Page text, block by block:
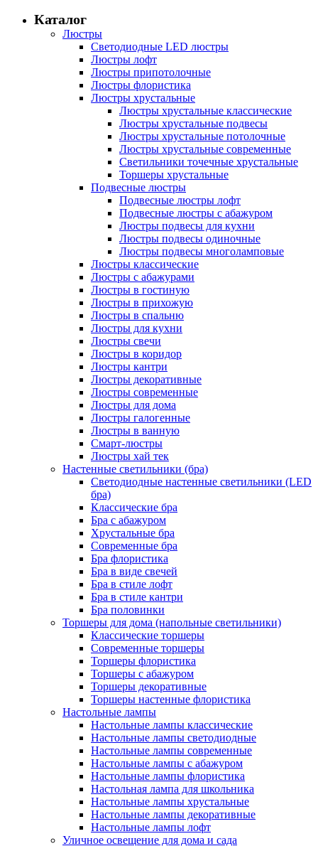
Каталог
Люстры
Светодиодные LED люстры
Люстры лофт
Люстры припотолочные
Люстры флористика
Люстры хрустальные
Люстры хрустальные классические
Люстры хрустальные подвесы
Люстры хрустальные потолочные
Люстры хрустальные современные
Светильники точечные хрустальные
Торшеры хрустальные
Подвесные люстры
Подвесные люстры лофт
Подвесные люстры с абажуром
Люстры подвесы для кухни
Люстры подвесы одиночные
Люстры подвесы многоламповые
Люстры классические
Люстры с абажурами
Люстры в гостиную
Люстры в прихожую
Люстры в спальню
Люстры для кухни
Люстры свечи
Люстры в коридор
Люстры кантри
Люстры декоративные
Люстры современные
Люстры для дома
Люстры галогенные
Люстры в ванную
Смарт-люстры
Люстры хай тек
Настенные светильники (бра)
Светодиодные настенные светильники (LED
бра)
Классические бра
Бра с абажуром
Хрустальные бра
Современные бра
Бра флористика
Бра в виде свечей
Бра в стиле лофт
Бра в стиле кантри
Бра половинки
Торшеры для дома (напольные светильники)
Классические торшеры
Современные торшеры
Торшеры флористика
Торшеры с абажуром
Торшеры декоративные
Торшеры настенные флористика
Настольные лампы
Настольные лампы классические
Настольные лампы светодиодные
Настольные лампы современные
Настольные лампы с абажуром
Настольные лампы флористика
Настольная лампа для школьника
Настольные лампы хрустальные
Настольные лампы декоративные
Настольные лампы лофт
Уличное освещение для дома и сада